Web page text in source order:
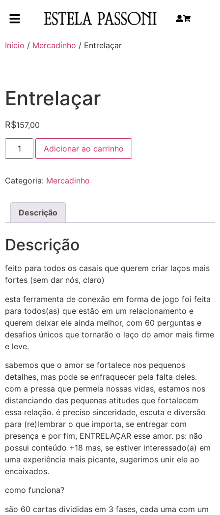
Início / Mercadinho / Entrelaçar
Entrelaçar
R$157,00
Adicionar ao carrinho
Categoria: Mercadinho
Descrição
Descrição
feito para todos os casais que querem criar laços mais
fortes (sem dar nós, claro)
esta ferramenta de conexão em forma de jogo foi feita
para todos(as) que estão em um relacionamento e
querem deixar ele ainda melhor, com 60 perguntas e
desafios únicos que tornarão o laço do amor mais firme
e leve.
sabemos que o amor se fortalece nos pequenos
detalhes, mas pode se enfraquecer pela falta deles.
com a pressa que permeia nossas vidas, estamos nos
distanciando das pequenas atitudes que fortalecem
essa relação. é preciso sinceridade, escuta e diversão
para (re)lembrar o que importa, se entregar com
presença e por fim, ENTRELAÇAR esse amor. ps: não
possui conteúdo +18 mas, se estiver interessado(a) em
uma experiência mais picante, sugerimos unir ele ao
encaixados.
como funciona?
são 60 cartas divididas em 3 fases, cada uma com um